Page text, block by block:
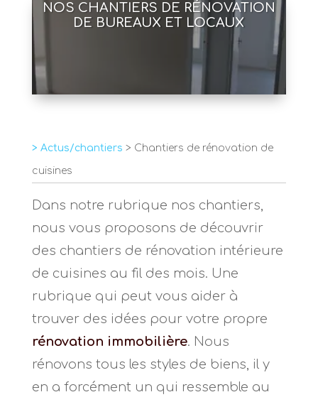
NOS CHANTIERS DE RÉNOVATION
DE BUREAUX ET LOCAUX
> Actus/chantiers > Chantiers de rénovation de
cuisines
Dans notre rubrique nos chantiers,
nous vous proposons de découvrir
des chantiers de rénovation intérieure
de cuisines au fil des mois. Une
rubrique qui peut vous aider à
trouver des idées pour votre propre
rénovation immobilière. Nous
rénovons tous les styles de biens, il y
en a forcément un qui ressemble au